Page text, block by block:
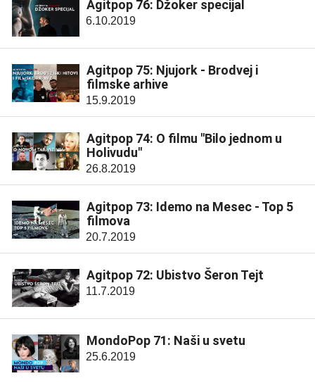
Agitpop 76: Džoker specijal
6.10.2019
Agitpop 75: Njujork - Brodvej i
filmske arhive
15.9.2019
Agitpop 74: O filmu "Bilo jednom u
Holivudu"
26.8.2019
Agitpop 73: Idemo na Mesec - Top 5
filmova
20.7.2019
Agitpop 72: Ubistvo Šeron Tejt
11.7.2019
MondoPop 71: Naši u svetu
25.6.2019